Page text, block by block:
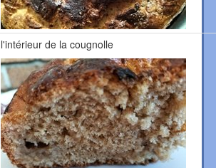
l'intérieur de la cougnolle